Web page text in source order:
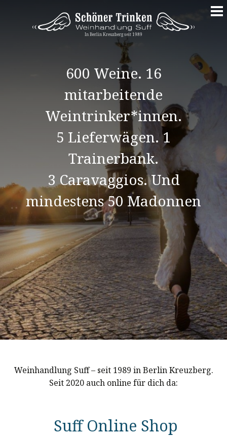
zum
Inhalt
600 Weine. 16
mitarbeitende
Weintrinker*innen.
5 Lieferwägen. 1
Trainerbank.
3 Caravaggios. Und
mindestens 50 Madonnen
Weinhandlung Suff – seit 1989 in Berlin Kreuzberg.
Seit 2020 auch online für dich da:
Suff Online Shop